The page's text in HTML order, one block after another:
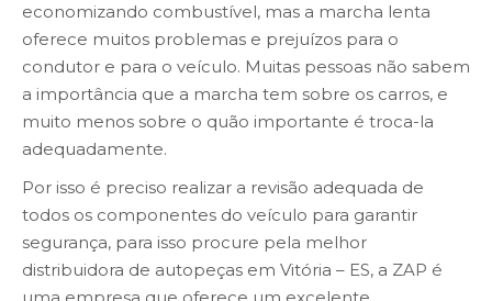
economizando combustível, mas a marcha lenta
oferece muitos problemas e prejuízos para o
condutor e para o veículo. Muitas pessoas não sabem
a importância que a marcha tem sobre os carros, e
muito menos sobre o quão importante é troca-la
adequadamente.
Por isso é preciso realizar a revisão adequada de
todos os componentes do veículo para garantir
segurança, para isso procure pela melhor
distribuidora de autopeças em Vitória – ES, a ZAP é